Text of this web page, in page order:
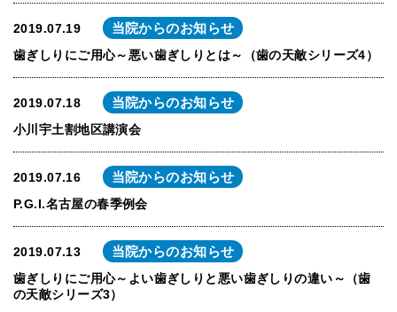
2019.07.19 当院からのお知らせ
歯ぎしりにご用心～悪い歯ぎしりとは～（歯の天敵シリーズ4）
2019.07.18 当院からのお知らせ
小川宇土割地区講演会
2019.07.16 当院からのお知らせ
P.G.I.名古屋の春季例会
2019.07.13 当院からのお知らせ
歯ぎしりにご用心～よい歯ぎしりと悪い歯ぎしりの違い～（歯
の天敵シリーズ3）